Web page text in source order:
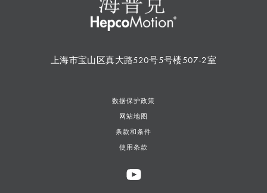
上海市宝山区真大路520号5号楼507-2室
数据保护政策
网站地图
条款和条件
使用条款